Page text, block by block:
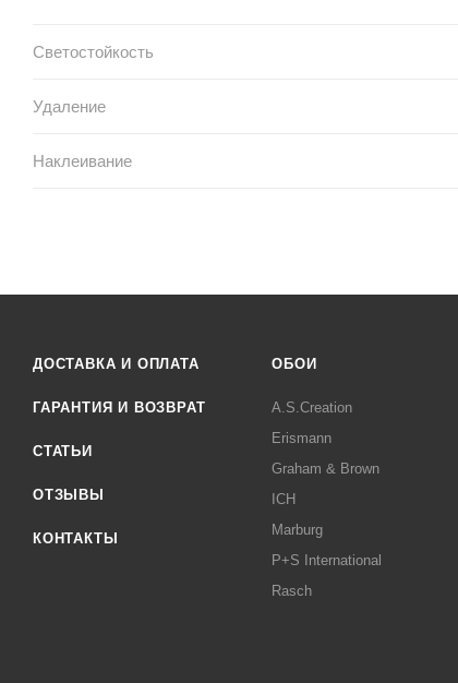
Светостойкость
Удаление
Наклеивание
ДОСТАВКА И ОПЛАТА
ГАРАНТИЯ И ВОЗВРАТ
СТАТЬИ
ОТЗЫВЫ
КОНТАКТЫ
ОБОИ
A.S.Creation
Erismann
Graham & Brown
ICH
Marburg
P+S International
Rasch